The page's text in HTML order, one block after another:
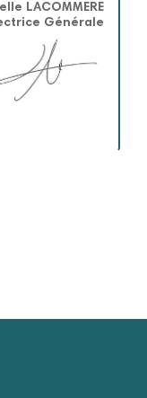
LACOMMERE
Générale